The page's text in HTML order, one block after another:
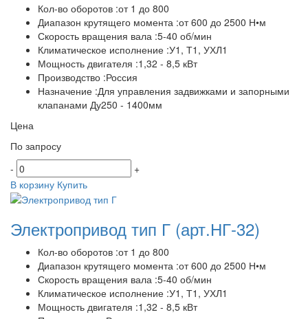
Кол-во оборотов :от 1 до 800
Диапазон крутящего момента :от 600 до 2500 Н•м
Скорость вращения вала :5-40 об/мин
Климатическое исполнение :У1, Т1, УХЛ1
Мощность двигателя :1,32 - 8,5 кВт
Производство :Россия
Назначение :Для управления задвижками и запорными
клапанами Ду250 - 1400мм
Цена
По запросу
-
+
В корзину Купить
Электропривод тип Г (арт.НГ-32)
Кол-во оборотов :от 1 до 800
Диапазон крутящего момента :от 600 до 2500 Н•м
Скорость вращения вала :5-40 об/мин
Климатическое исполнение :У1, Т1, УХЛ1
Мощность двигателя :1,32 - 8,5 кВт